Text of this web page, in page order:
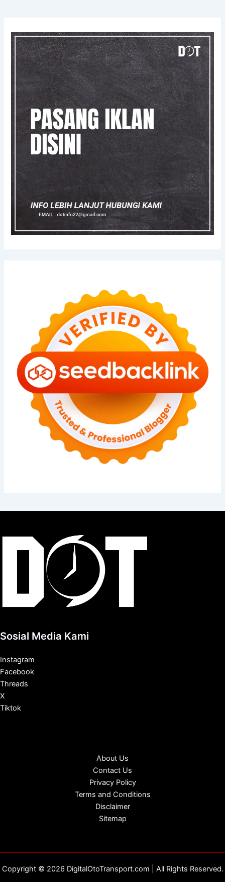
Sosial Media Kami
Instagram
Facebook
Threads
X
Tiktok
About Us
Contact Us
Privacy Policy
Terms and Conditions
Disclaimer
Sitemap
Copyright © 2026 DigitalOtoTransport.com | All Rights Reserved.